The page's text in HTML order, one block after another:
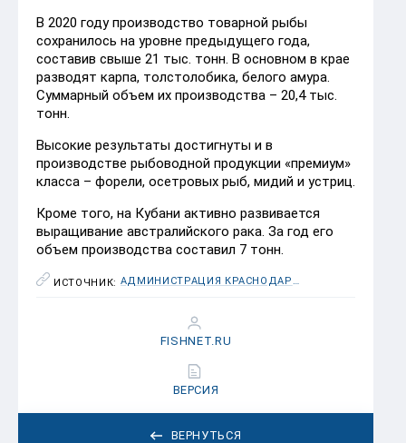
В 2020 году производство товарной рыбы
сохранилось на уровне предыдущего года,
составив свыше 21 тыс. тонн. В основном в крае
разводят карпа, толстолобика, белого амура.
Суммарный объем их производства – 20,4 тыс.
тонн.
Высокие результаты достигнуты и в
производстве рыбоводной продукции «премиум»
класса – форели, осетровых рыб, мидий и устриц.
Кроме того, на Кубани активно развивается
выращивание австралийского рака. За год его
объем производства составил 7 тонн.
ИСТОЧНИК: АДМИНИСТРАЦИЯ КРАСНОДАРСКОГО КРАЯ
ВЕРНУТЬСЯ
FISHNET.RU
ВЕРСИЯ